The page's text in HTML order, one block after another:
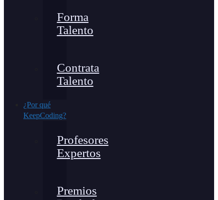
Forma
Talento
Contrata
Talento
¿Por qué
KeepCoding?
Profesores
Expertos
Premios